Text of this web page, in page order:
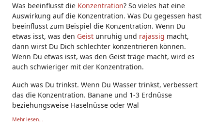
Was beeinflusst die Konzentration? So vieles hat eine
Auswirkung auf die Konzentration. Was Du gegessen hast
beeinflusst zum Beispiel die Konzentration. Wenn Du
etwas isst, was den Geist unruhig und rajassig macht,
dann wirst Du Dich schlechter konzentrieren können.
Wenn Du etwas isst, was den Geist träge macht, wird es
auch schwieriger mit der Konzentration.
Auch was Du trinkst. Wenn Du Wasser trinkst, verbessert
das die Konzentration. Banane und 1-3 Erdnüsse
beziehungsweise Haselnüsse oder Wal
Mehr lesen...